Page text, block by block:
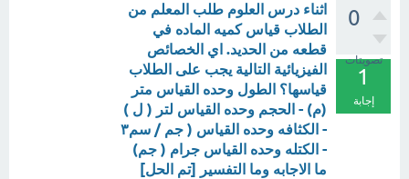
0
تصويتات
1
إجابة
اثناء درس العلوم طلب المعلم من
الطلاب قياس كميه الماده في
قطعه من الحديد. اي الخصائص
الفيزيائية التالية يجب على الطلاب
قياسها؟ الطول وحده القياس متر
(م) - الحجم وحده القياس لتر ( ل )
- الكثافه وحده القياس ( جم / سم٣
- الكتله وحده القياس جرام ( جم)
ما الاجابه وما التفسير [تم الحل]